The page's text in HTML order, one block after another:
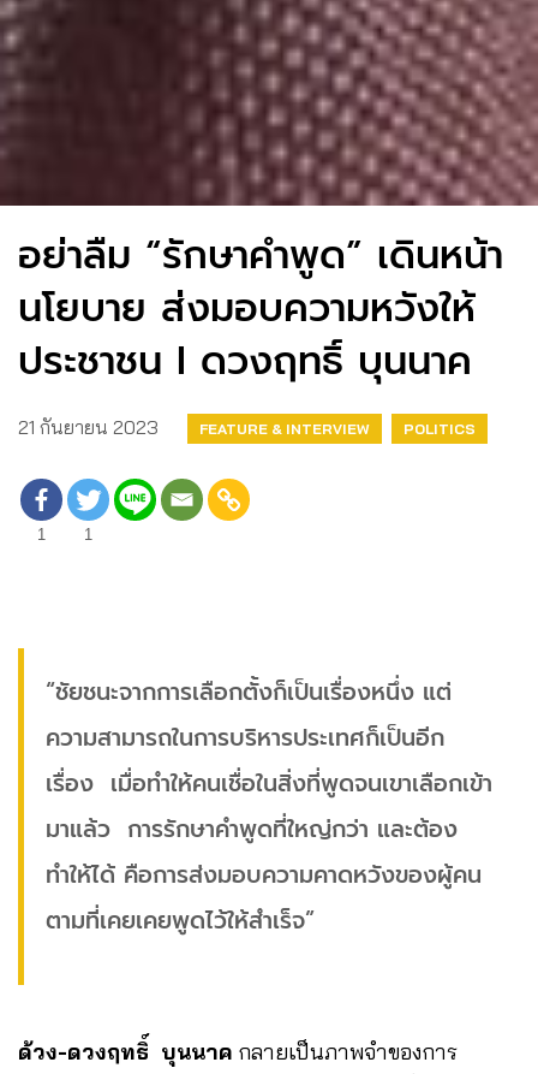
อย่าลืม “รักษาคำพูด” เดินหน้า
นโยบาย ส่งมอบความหวังให้
ประชาชน I ดวงฤทธิ์ บุนนาค
21 กันยายน 2023 FEATURE & INTERVIEW POLITICS
1 1
“ชัยชนะจากการเลือกตั้งก็เป็นเรื่องหนึ่ง แต่
ความสามารถในการบริหารประเทศก็เป็นอีก
เรื่อง เมื่อทำให้คนเชื่อในสิ่งที่พูดจนเขาเลือกเข้า
มาแล้ว การรักษาคำพูดที่ใหญ่กว่า และต้อง
ทำให้ได้ คือการส่งมอบความคาดหวังของผู้คน
ตามที่เคยเคยพูดไว้ให้สำเร็จ”
ด้วง-ดวงฤทธิ์ บุนนาค กลายเป็นภาพจำของการ